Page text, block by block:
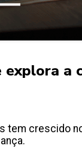
explora
tem crescido